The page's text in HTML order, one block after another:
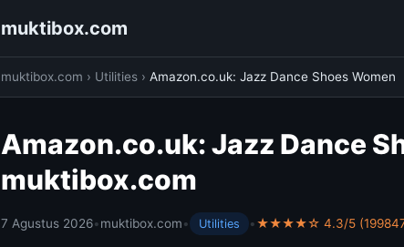
muktibox.com
muktibox.com › Utilities › Amazon.co.uk: Jazz Dance Shoes Women
Amazon.co.uk: Jazz Dance
muktibox.com
7 Agustus 2026•muktibox.com• Utilities •★★★★☆ 4.3/5 (199847